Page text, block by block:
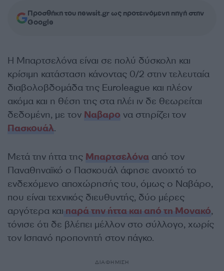
Προσθήκη του newsit.gr ως προτεινόμενη πηγή στην
Google
Η Μπαρτσελόνα είναι σε πολύ δύσκολη και
κρίσιμη κατάσταση κάνοντας 0/2 στην τελευταία
διαβολοβδομάδα της Euroleague και πλέον
ακόμα και η θέση της στα πλέι ιν δε θεωρείται
δεδομένη, με τον Ναβαρο να στηρίζει τον
Πασκουάλ.
Μετά την ήττα της Μπαρτσελόνα από τον
Παναθηναϊκό ο Πασκουάλ άφησε ανοιχτό το
ενδεχόμενο αποχώρησής του, όμως ο Ναβάρο,
που είναι τεχνικός διευθυντής, δύο μέρες
αργότερα και παρά την ήττα και από τη Μονακό,
τόνισε ότι δε βλέπει μέλλον στο σύλλογο, χωρίς
τον Ισπανό προπονητή στον πάγκο.
ΔΙΑΦΗΜΙΣΗ